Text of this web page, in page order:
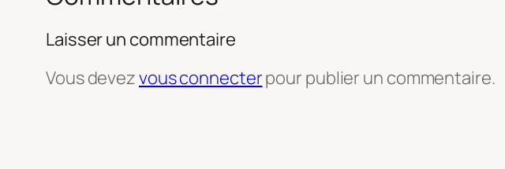
Laisser un commentaire
Vous devezvous connecterpour publier un commentaire.